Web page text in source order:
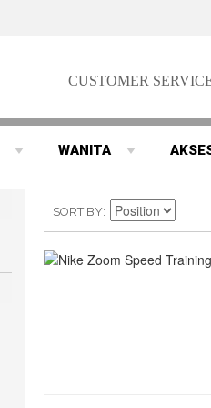
CUSTOMER
WANITA
SORT BY